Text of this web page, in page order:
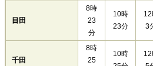
目田
8時
23
分
10時
23分
12
3
千田
8時
25
10時
12